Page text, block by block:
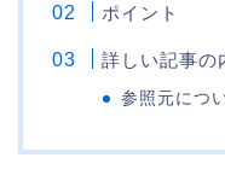
ポイント
詳しい記事の
参照元につ